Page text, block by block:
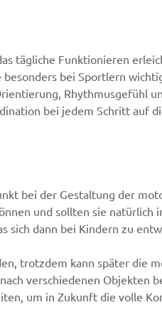
tägliche Funktionieren
bei Sportlern
Rhythmusgefühl
bei jedem Schritt auf
bei der Gestaltung der
und sollten sie natürlich
sich dann bei Kindern zu
trotzdem kann später die
verschiedenen Objekten
um in Zukunft die volle